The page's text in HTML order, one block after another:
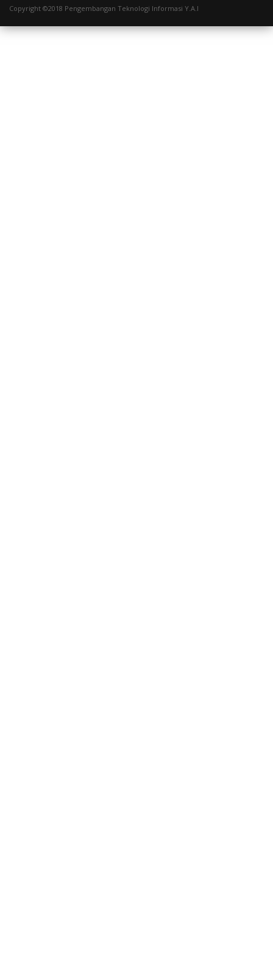
Copyright ©2018 Pengembangan Teknologi Informasi Y.A.I